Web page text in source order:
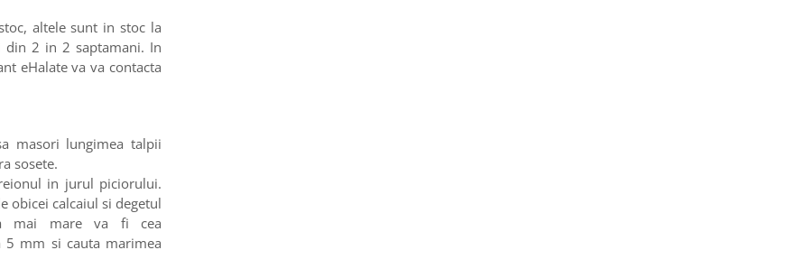
altele sunt in stoc la
din 2 in 2 saptamani. In
eHalate va va contacta
masori lungimea talpii
sosete.
in jurul piciorului.
obicei calcaiul si degetul
mai mare va fi cea
5 mm si cauta marimea